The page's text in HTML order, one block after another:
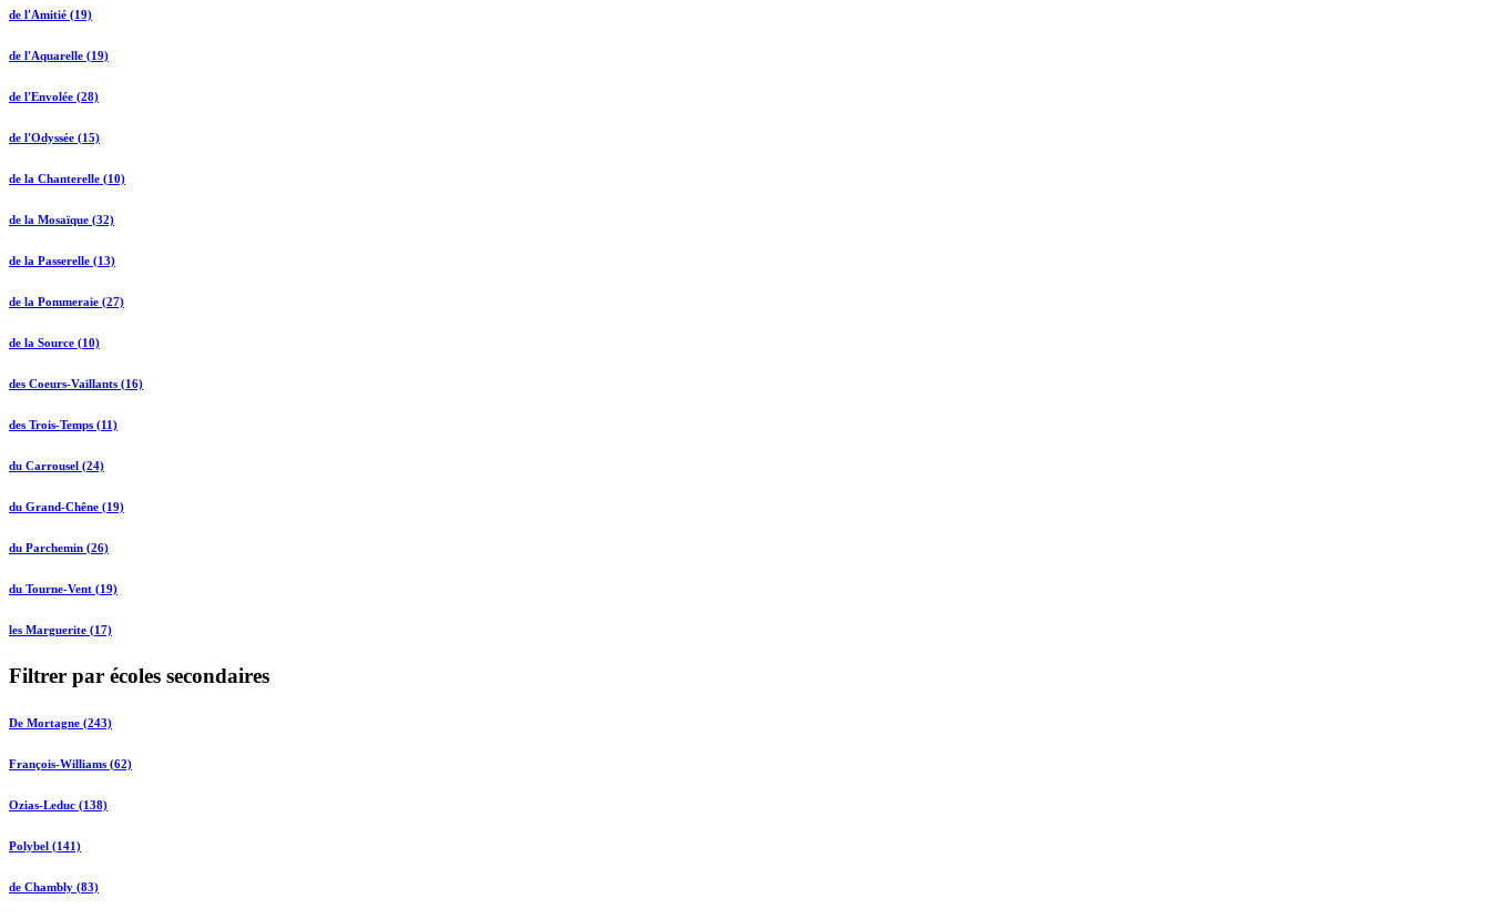
de l'Amitié (19)
de l'Aquarelle (19)
de l'Envolée (28)
de l'Odyssée (15)
de la Chanterelle (10)
de la Mosaïque (32)
de la Passerelle (13)
de la Pommeraie (27)
de la Source (10)
des Coeurs-Vaillants (16)
des Trois-Temps (11)
du Carrousel (24)
du Grand-Chêne (19)
du Parchemin (26)
du Tourne-Vent (19)
les Marguerite (17)
Filtrer par écoles secondaires
De Mortagne (243)
François-Williams (62)
Ozias-Leduc (138)
Polybel (141)
de Chambly (83)